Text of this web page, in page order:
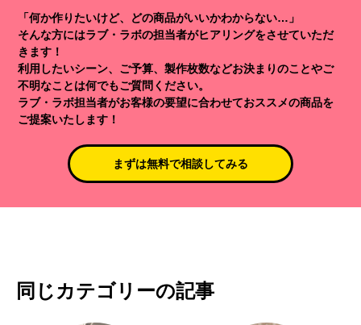
「何か作りたいけど、どの商品がいいかわからない…」
そんな方にはラブ・ラボの担当者がヒアリングをさせていただ
きます！
利用したいシーン、ご予算、製作枚数などお決まりのことやご
不明なことは何でもご質問ください。
ラブ・ラボ担当者がお客様の要望に合わせておススメの商品を
ご提案いたします！
まずは無料で相談してみる
同じカテゴリーの記事